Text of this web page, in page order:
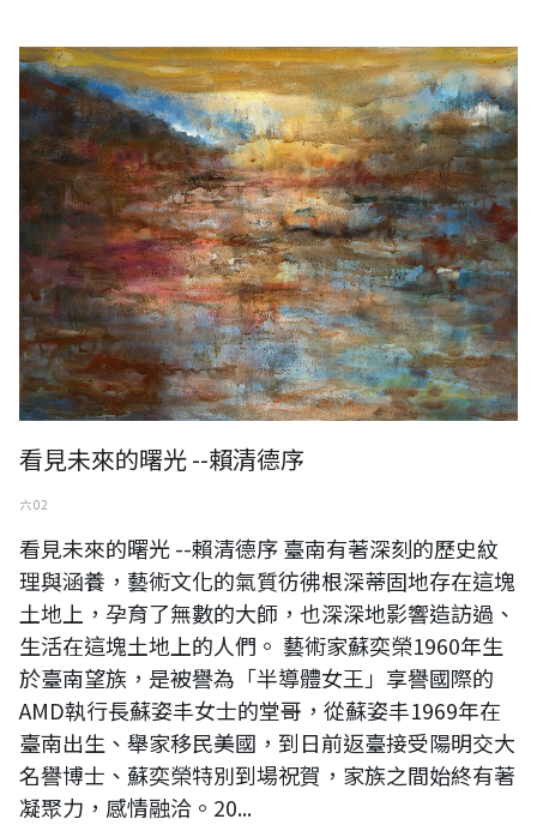
蘇奕榮 2024向光處系列作品
看見未來的曙光 --賴清德序
六 02
看見未來的曙光 --賴清德序 臺南有著深刻的歷史紋
理與涵養，藝術文化的氣質彷彿根深蒂固地存在這塊
土地上，孕育了無數的大師，也深深地影響造訪過、
生活在這塊土地上的人們。 藝術家蘇奕榮1960年生
於臺南望族，是被譽為「半導體女王」享譽國際的
AMD執行長蘇姿丰女士的堂哥，從蘇姿丰1969年在
臺南出生、舉家移民美國，到日前返臺接受陽明交大
名譽博士、蘇奕榮特別到場祝賀，家族之間始終有著
凝聚力，感情融洽。20...